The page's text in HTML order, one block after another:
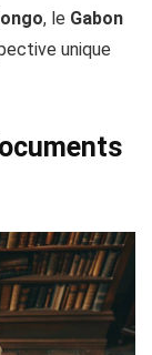
, le Gabon
unique